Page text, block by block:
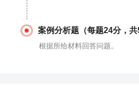
案例分析题（每题24分，共
根据所给材料回答问题。